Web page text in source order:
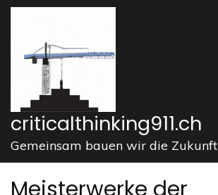
Zum
springen
drücken)
criticalthinking911.ch
Gemeinsam bauen wir die Zukunft